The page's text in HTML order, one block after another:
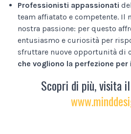
Professionisti appassionati
team affiatato e competente. Il
nostra passione: per questo
entusiasmo e curiosità per
sfruttare nuove opportunità di
che vogliono la perfezione
Scopri di più, visita